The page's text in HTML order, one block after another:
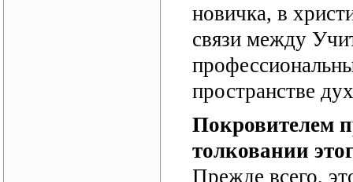
новичка, в
связи между
пространстве
Покровителем
толковании
Прежде всего,